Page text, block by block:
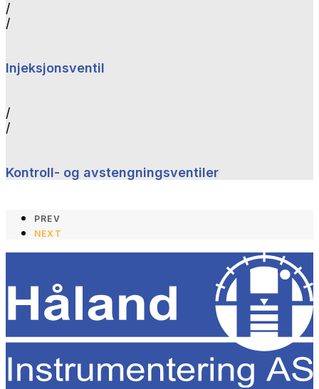
/
/
Injeksjonsventil
/
/
Kontroll- og avstengningsventiler
PREV
NEXT